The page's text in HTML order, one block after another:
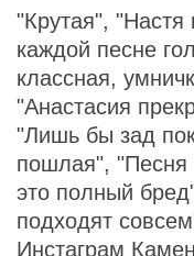
"Крутая", "Настя
каждой песне
классная,
"Анастасия
"Лишь бы зад
пошлая", "Песня
это полный
подходят
Инстаграм